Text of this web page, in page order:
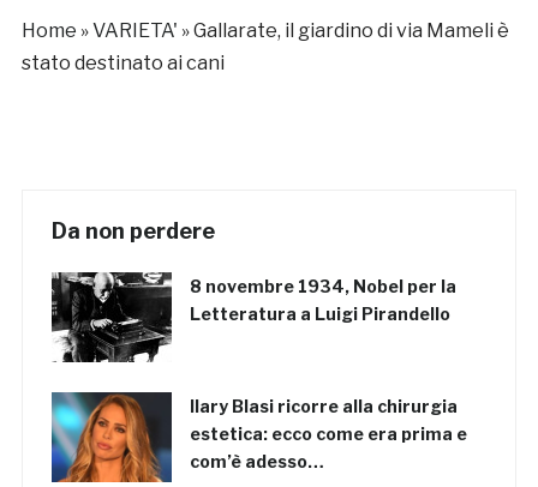
Home »VARIETA' »Gallarate, il giardino di via Mameli è
stato destinato ai cani
Da non perdere
8 novembre 1934, Nobel per la
Letteratura a Luigi Pirandello
Ilary Blasi ricorre alla chirurgia
estetica: ecco come era prima e
com’è adesso…